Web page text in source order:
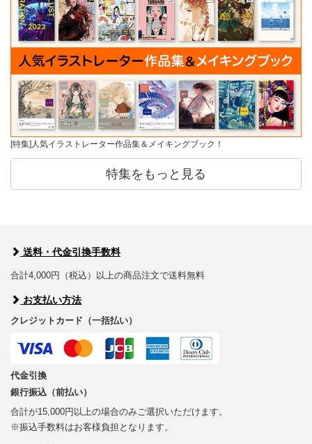
[特集]人気イラストレーター作品集＆メイキングブック！
特集をもっと見る
送料・代金引換手数料
合計4,000円（税込）以上の商品注文で送料無料
お支払い方法
クレジットカード（一括払い）
代金引換
銀行振込（前払い）
合計が15,000円以上の場合のみご選択いただけます。
※振込手数料はお客様負担となります。